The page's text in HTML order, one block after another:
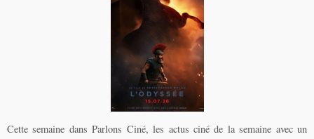
Cette semaine dans Parlons Ciné, les actus ciné de la semaine avec un